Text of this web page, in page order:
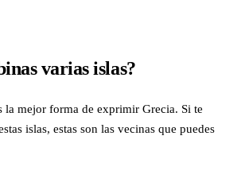
varias islas?
la mejor forma de exprimir Grecia. Si te
islas, estas son las vecinas que puedes